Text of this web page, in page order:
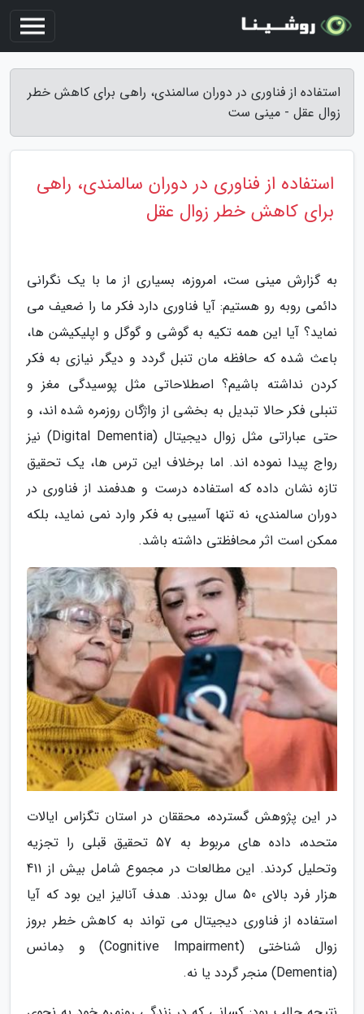
استفاده از فناوری در دوران سالمندی، راهی برای کاهش خطر
زوال عقل - مینی ست
استفاده از فناوری در دوران سالمندی، راهی
برای کاهش خطر زوال عقل
به گزارش مینی ست، امروزه، بسیاری از ما با یک نگرانی
دائمی روبه رو هستیم: آیا فناوری دارد فکر ما را ضعیف می
نماید؟ آیا این همه تکیه به گوشی و گوگل و اپلیکیشن ها،
باعث شده که حافظه مان تنبل گردد و دیگر نیازی به فکر
کردن نداشته باشیم؟ اصطلاحاتی مثل پوسیدگی مغز و
تنبلی فکر حالا تبدیل به بخشی از واژگان روزمره شده اند، و
حتی عباراتی مثل زوال دیجیتال (Digital Dementia) نیز
رواج پیدا نموده اند. اما برخلاف این ترس ها، یک تحقیق
تازه نشان داده که استفاده درست و هدفمند از فناوری در
دوران سالمندی، نه تنها آسیبی به فکر وارد نمی نماید، بلکه
ممکن است اثر محافظتی داشته باشد.
در این پژوهش گسترده، محققان در استان تگزاس ایالات
متحده، داده های مربوط به 57 تحقیق قبلی را تجزیه
وتحلیل کردند. این مطالعات در مجموع شامل بیش از 411
هزار فرد بالای 50 سال بودند. هدف آنالیز این بود که آیا
استفاده از فناوری دیجیتال می تواند به کاهش خطر بروز
زوال شناختی (Cognitive Impairment) و دِمانس
(Dementia) منجر گردد یا نه.